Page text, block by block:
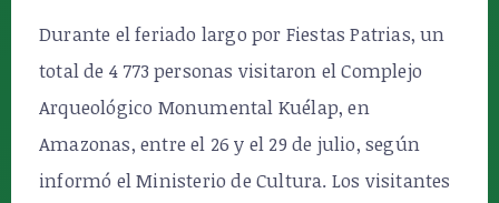
Durante el feriado largo por Fiestas Patrias, un
total de 4 773 personas visitaron el Complejo
Arqueológico Monumental Kuélap, en
Amazonas, entre el 26 y el 29 de julio, según
informó el Ministerio de Cultura. Los visitantes